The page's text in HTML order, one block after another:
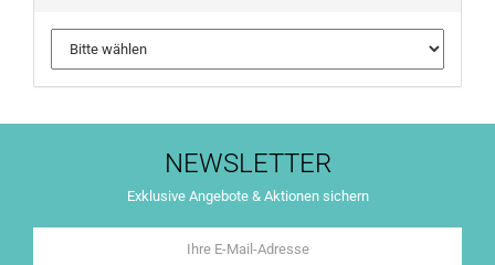
NEWSLETTER
Exklusive Angebote & Aktionen sichern